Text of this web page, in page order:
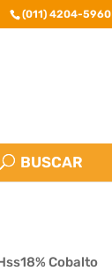
(011) 4204-5960
Cobalto